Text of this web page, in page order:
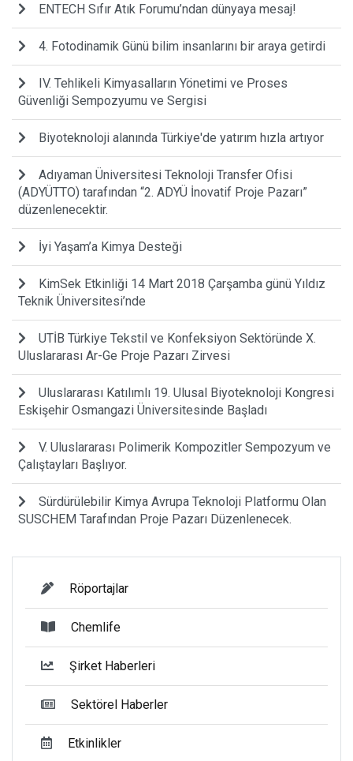
ENTECH Sıfır Atık Forumu’ndan dünyaya mesaj!
4. Fotodinamik Günü bilim insanlarını bir araya getirdi
IV. Tehlikeli Kimyasalların Yönetimi ve Proses
Güvenliği Sempozyumu ve Sergisi
Biyoteknoloji alanında Türkiye'de yatırım hızla artıyor
Adıyaman Üniversitesi Teknoloji Transfer Ofisi
(ADYÜTTO) tarafından “2. ADYÜ İnovatif Proje Pazarı”
düzenlenecektir.
İyi Yaşam’a Kimya Desteği
KimSek Etkinliği 14 Mart 2018 Çarşamba günü Yıldız
Teknik Üniversitesi’nde
UTİB Türkiye Tekstil ve Konfeksiyon Sektöründe X.
Uluslararası Ar-Ge Proje Pazarı Zirvesi
Uluslararası Katılımlı 19. Ulusal Biyoteknoloji Kongresi
Eskişehir Osmangazi Üniversitesinde Başladı
V. Uluslararası Polimerik Kompozitler Sempozyum ve
Çalıştayları Başlıyor.
Sürdürülebilir Kimya Avrupa Teknoloji Platformu Olan
SUSCHEM Tarafından Proje Pazarı Düzenlenecek.
Röportajlar
Chemlife
Şirket Haberleri
Sektörel Haberler
Etkinlikler